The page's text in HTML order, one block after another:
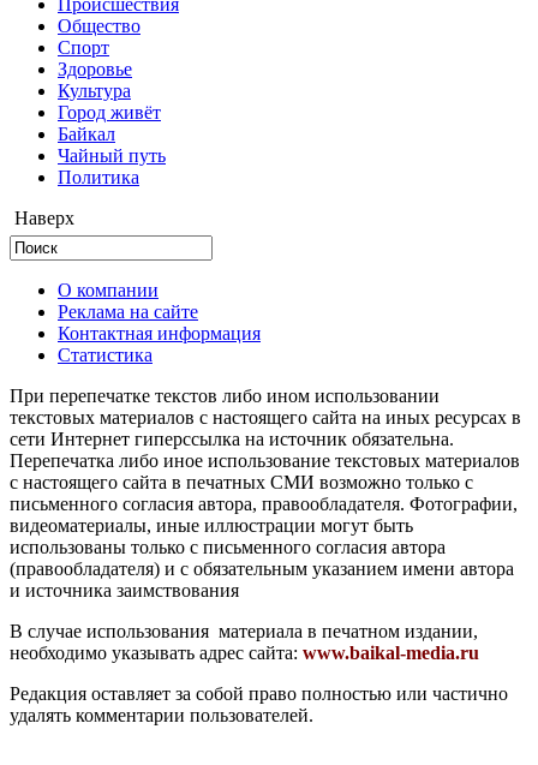
Общество
Cпорт
Здоровье
Культура
Город живёт
Байкал
Чайный путь
Политика
Наверх
О компании
Реклама на сайте
Контактная информация
Статистика
При перепечатке текстов либо ином использовании
текстовых материалов с настоящего сайта на иных ресурсах в
сети Интернет гиперссылка на источник обязательна.
Перепечатка либо иное использование текстовых материалов
с настоящего сайта в печатных СМИ возможно только с
письменного согласия автора, правообладателя. Фотографии,
видеоматериалы, иные иллюстрации могут быть
использованы только с письменного согласия автора
(правообладателя) и с обязательным указанием имени автора
и источника заимствования
В случае использования материала в печатном издании,
необходимо указывать адрес сайта: www.baikal-media.ru
Редакция оставляет за собой право полностью или частично
удалять комментарии пользователей.